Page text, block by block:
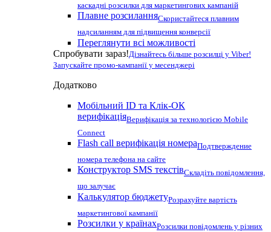
каскадні розсилки для маркетингових кампаній
Плавне розсиланняСкористайтеся плавним
надсиланням для підвищення конверсії
Переглянути всі можливості
Спробувати зараз!Дізнайтесь більше розсилці у Viber!
Запускайте промо-кампанії у месенджері
Додатково
Мобільний ID та Клік-ОК
верифікаціяВерифікація за технологією Mobile
Connect
Flash call верифікація номераПодтверждение
номера телефона на сайте
Конструктор SMS текстівСкладіть повідомлення,
що залучає
Калькулятор бюджетуРозрахуйте вартість
маркетингової кампанії
Розсилки у країнахРозсилки повідомлень у різних